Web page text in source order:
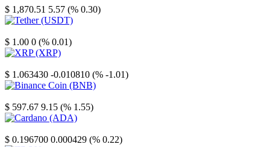
$ 1,870.51 5.57 (% 0.30)
$ 1.00 0 (% 0.01)
$ 1.063430 -0.010810 (% -1.01)
$ 597.67 9.15 (% 1.55)
$ 0.196700 0.000429 (% 0.22)